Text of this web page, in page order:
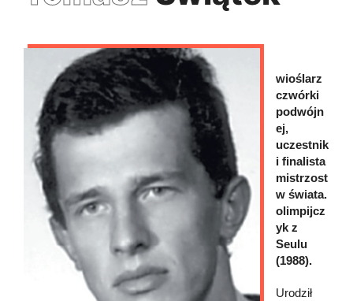
wioślarz
czwórki
podwójn
ej,
uczestnik
i finalista
mistrzost
w świata.
olimpijcz
yk z
Seulu
(1988).
Urodził